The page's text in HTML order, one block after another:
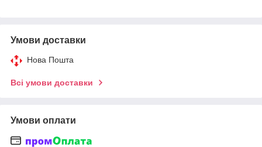
Умови доставки
Нова Пошта
Всі умови доставки
Умови оплати